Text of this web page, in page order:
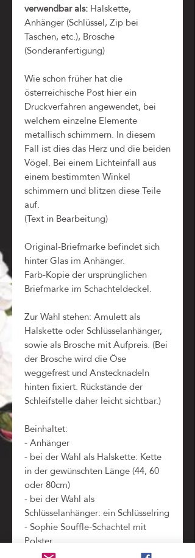
verwendbar als:Halskette,
Anhänger (Schlüssel, Zip bei
Taschen, etc.), Brosche
(Sonderanfertigung)
Wie schon früher hat die
österreichische Post hier ein
Druckverfahren angewendet, bei
welchem einzelne Elemente
metallisch schimmern. In diesem
Fall ist dies das Herz und die beiden
Vögel. Bei einem Lichteinfall aus
einem bestimmten Winkel
schimmern und blitzen diese Teile
auf.
(Text in Bearbeitung)
Original-Briefmarke befindet sich
hinter Glas im Anhänger.
Farb-Kopie der ursprünglichen
Briefmarke im Schachteldeckel.
Zur Wahl stehen: Amulett als
Halskette oder Schlüsselanhänger,
sowie als Brosche mit Aufpreis. (Bei
der Brosche wird die Öse
weggefrest und Anstecknadeln
hinten fixiert. Rückstände der
Schleifstelle daher leicht sichtbar.)
Beinhaltet:
- Anhänger
- bei der Wahl als Halskette: Kette
in der gewünschten Länge (44, 60
oder 80cm)
- bei der Wahl als
Schlüsselanhänger: ein Schlüsselring
- Sophie Souffle-Schachtel mit
Polster
- Kopie der ursprünglichen